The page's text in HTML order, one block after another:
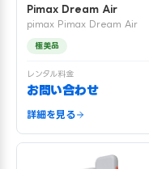
Pimax Dream Air
pimax Pimax Dream Air
極美品
レンタル料金
お問い合わせ
詳細を見る